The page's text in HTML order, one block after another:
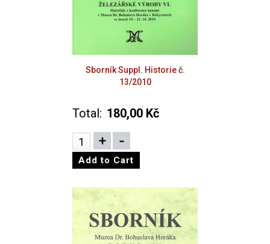
Sborník Suppl. Historie č.
13/2010
Total: 180,00 Kč